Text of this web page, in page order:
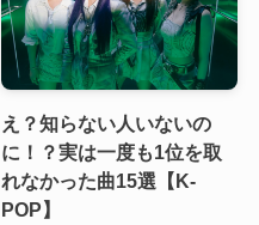
え？知らない人いないの
に！？実は一度も1位を取
れなかった曲15選【K-
POP】